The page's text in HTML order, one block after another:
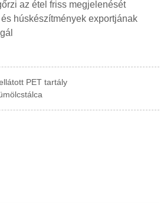
az étel friss megjelenését
húskészítmények exportjának
PET tartály